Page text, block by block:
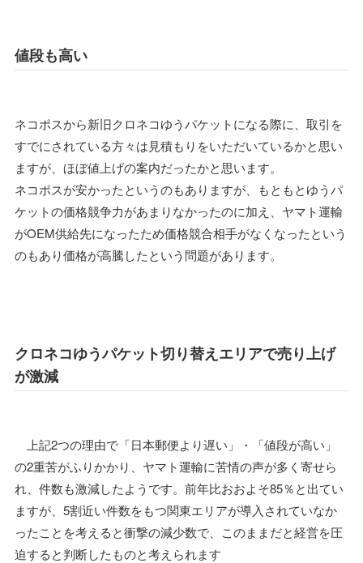
値段も高い
ネコポスから新旧クロネコゆうパケットになる際に、取引を
すでにされている方々は見積もりをいただいているかと思い
ますが、ほぼ値上げの案内だったかと思います。
ネコポスが安かったというのもありますが、もともとゆうパ
ケットの価格競争力があまりなかったのに加え、ヤマト運輸
がOEM供給先になったため価格競合相手がなくなったという
のもあり価格が高騰したという問題があります。
クロネコゆうパケット切り替えエリアで売り上げ
が激減
上記2つの理由で「日本郵便より遅い」・「値段が高い」
の2重苦がふりかかり、ヤマト運輸に苦情の声が多く寄せら
れ、件数も激減したようです。前年比おおよそ85％と出てい
ますが、5割近い件数をもつ関東エリアが導入されていなか
ったことを考えると衝撃の減少数で、このままだと経営を圧
迫すると判断したものと考えられます